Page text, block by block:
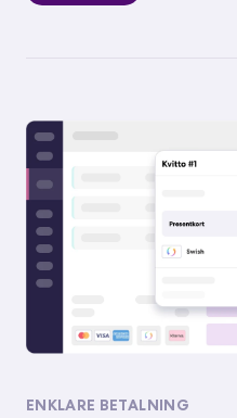
ENKLARE BETALNING